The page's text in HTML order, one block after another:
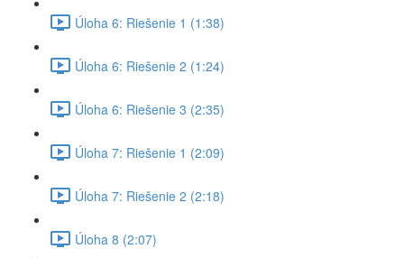
Úloha 6: Riešenie 1 (1:38)
Úloha 6: Riešenie 2 (1:24)
Úloha 6: Riešenie 3 (2:35)
Úloha 7: Riešenie 1 (2:09)
Úloha 7: Riešenie 2 (2:18)
Úloha 8 (2:07)